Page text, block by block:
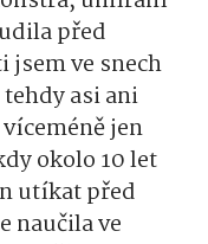
před
ve snech
asi ani
jen
okolo 10 let
utíkat před
naučila ve